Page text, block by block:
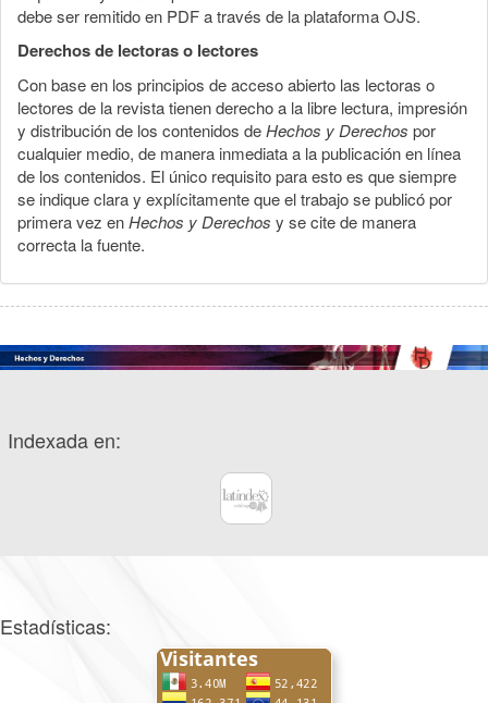
debe ser remitido en PDF a través de la plataforma OJS.
Derechos de lectoras o lectores
Con base en los principios de acceso abierto las lectoras o
lectores de la revista tienen derecho a la libre lectura, impresión
y distribución de los contenidos deHechos y Derechos por
cualquier medio, de manera inmediata a la publicación en línea
de los contenidos. El único requisito para esto es que siempre
se indique clara y explícitamente que el trabajo se publicó por
primera vez enHechos y Derechos y se cite de manera
correcta la fuente.
Indexada en:
Estadísticas: